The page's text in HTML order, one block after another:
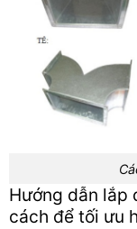
Hướng dẫn lắp
cách để tối ưu